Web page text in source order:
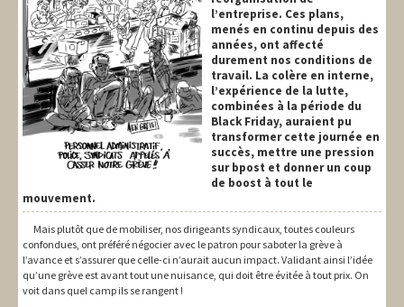
l’entreprise. Ces plans,
menés en continu depuis des
années, ont affecté
durement nos conditions de
travail. La colère en interne,
l’expérience de la lutte,
combinées à la période du
Black Friday, auraient pu
transformer cette journée en
succès, mettre une pression
sur bpost et donner un coup
de boost à tout le
mouvement.
Mais plutôt que de mobiliser, nos dirigeants syndicaux, toutes couleurs
confondues, ont préféré négocier avec le patron pour saboter la grève à
l’avance et s’assurer que celle-ci n’aurait aucun impact. Validant ainsi l’idée
qu’une grève est avant tout une nuisance, qui doit être évitée à tout prix. On
voit dans quel camp ils se rangent !